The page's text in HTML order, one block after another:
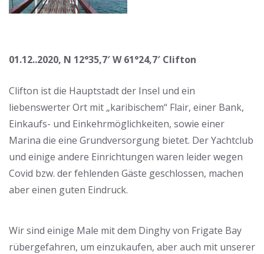
01.12..2020, N 12°35,7′ W 61°24,7′ Clifton
Clifton ist die Hauptstadt der Insel und ein
liebenswerter Ort mit „karibischem“ Flair, einer Bank,
Einkaufs- und Einkehrmöglichkeiten, sowie einer
Marina die eine Grundversorgung bietet. Der Yachtclub
und einige andere Einrichtungen waren leider wegen
Covid bzw. der fehlenden Gäste geschlossen, machen
aber einen guten Eindruck.
Wir sind einige Male mit dem Dinghy von Frigate Bay
rübergefahren, um einzukaufen, aber auch mit unserer